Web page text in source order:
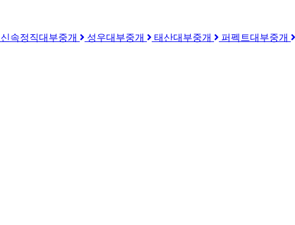
신속정직대부중개 성우대부중개 태산대부중개 퍼펙트대부중개